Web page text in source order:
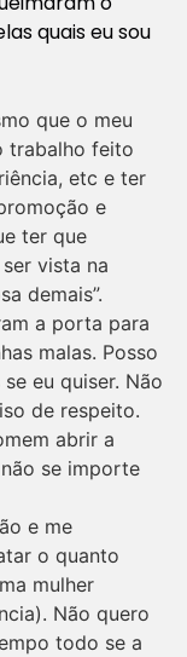
quais eu sou
que o meu
trabalho feito
etc e ter
e
ter que
vista na
demais”.
a porta para
malas. Posso
eu quiser. Não
de respeito.
abrir a
se importe
e me
o quanto
mulher
Não quero
todo se a